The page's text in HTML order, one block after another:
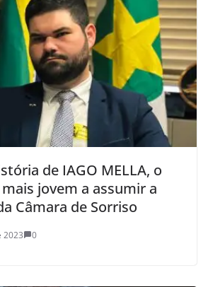
de IAGO MELLA, o
jovem a assumir a
Câmara de Sorriso
2023 0